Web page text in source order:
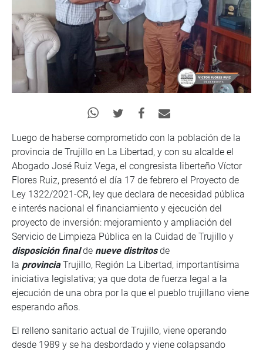
Luego de haberse comprometido con la población de la
provincia de Trujillo en La Libertad, y con su alcalde el
Abogado José Ruiz Vega, el congresista liberteño Víctor
Flores Ruiz, presentó el día 17 de febrero el Proyecto de
Ley 1322/2021-CR, ley que declara de necesidad pública
e interés nacional el financiamiento y ejecución del
proyecto de inversión: mejoramiento y ampliación del
Servicio de Limpieza Pública en la Cuidad de Trujillo y
disposición finalde nueve distritosde
la provinciaTrujillo, Región La Libertad, importantísima
iniciativa legislativa; ya que dota de fuerza legal a la
ejecución de una obra por la que el pueblo trujillano viene
esperando años.
El relleno sanitario actual de Trujillo, viene operando
desde 1989 y se ha desbordado y viene colapsando